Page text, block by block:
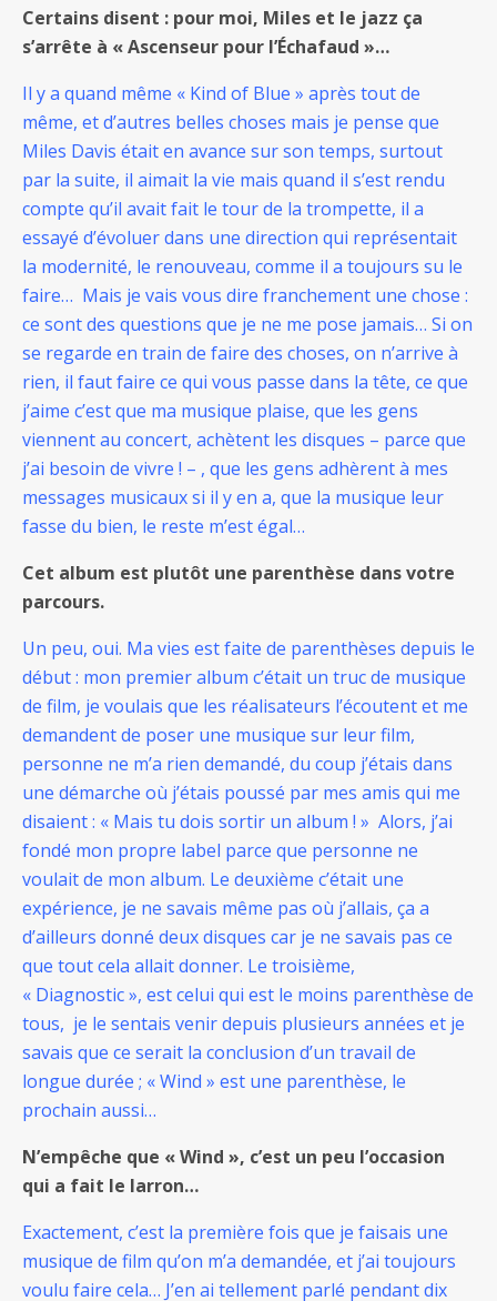
Certains disent : pour moi, Miles et le jazz ça
s’arrête à « Ascenseur pour l’Échafaud »…
Il y a quand même « Kind of Blue » après tout de
même, et d’autres belles choses mais je pense que
Miles Davis était en avance sur son temps, surtout
par la suite, il aimait la vie mais quand il s’est rendu
compte qu’il avait fait le tour de la trompette, il a
essayé d’évoluer dans une direction qui représentait
la modernité, le renouveau, comme il a toujours su le
faire… Mais je vais vous dire franchement une chose :
ce sont des questions que je ne me pose jamais… Si on
se regarde en train de faire des choses, on n’arrive à
rien, il faut faire ce qui vous passe dans la tête, ce que
j’aime c’est que ma musique plaise, que les gens
viennent au concert, achètent les disques – parce que
j’ai besoin de vivre ! – , que les gens adhèrent à mes
messages musicaux si il y en a, que la musique leur
fasse du bien, le reste m’est égal…
Cet album est plutôt une parenthèse dans votre
parcours.
Un peu, oui. Ma vies est faite de parenthèses depuis le
début : mon premier album c’était un truc de musique
de film, je voulais que les réalisateurs l’écoutent et me
demandent de poser une musique sur leur film,
personne ne m’a rien demandé, du coup j’étais dans
une démarche où j’étais poussé par mes amis qui me
disaient : « Mais tu dois sortir un album ! » Alors, j’ai
fondé mon propre label parce que personne ne
voulait de mon album. Le deuxième c’était une
expérience, je ne savais même pas où j’allais, ça a
d’ailleurs donné deux disques car je ne savais pas ce
que tout cela allait donner. Le troisième,
« Diagnostic », est celui qui est le moins parenthèse de
tous, je le sentais venir depuis plusieurs années et je
savais que ce serait la conclusion d’un travail de
longue durée ; « Wind » est une parenthèse, le
prochain aussi…
N’empêche que « Wind », c’est un peu l’occasion
qui a fait le larron…
Exactement, c’est la première fois que je faisais une
musique de film qu’on m’a demandée, et j’ai toujours
voulu faire cela… J’en ai tellement parlé pendant dix